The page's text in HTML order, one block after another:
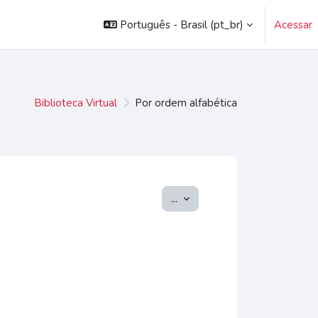
Português - Brasil ‎(pt_br)‎ Acessar
Biblioteca Virtual Por ordem alfabética
... Exportar itens